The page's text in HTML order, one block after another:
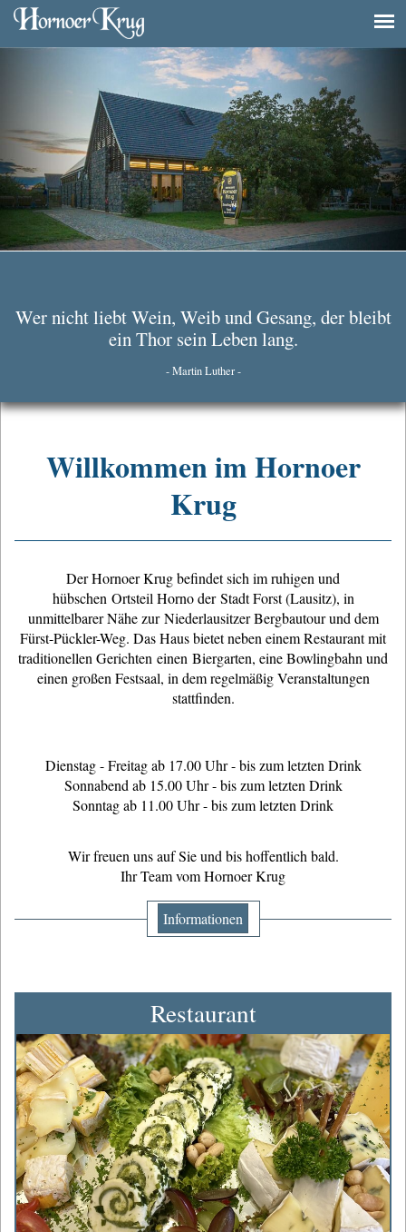
Navigation
Wer nicht liebt Wein, Weib und Gesang, der bleibt
ein Thor sein Leben lang.
- Martin Luther -
Willkommen im Hornoer
Krug
Der Hornoer Krug befindet sich im ruhigen und
hübschen Ortsteil Horno der Stadt Forst (Lausitz), in
unmittelbarer Nähe zur Niederlausitzer Bergbautour und dem
Fürst-Pückler-Weg. Das Haus bietet neben einem Restaurant mit
traditionellen Gerichten einen Biergarten, eine Bowlingbahn und
einen großen Festsaal, in dem regelmäßig Veranstaltungen
stattfinden.
Dienstag - Freitag ab 17.00 Uhr - bis zum letzten Drink
Sonnabend ab 15.00 Uhr - bis zum letzten Drink
Sonntag ab 11.00 Uhr - bis zum letzten Drink
Wir freuen uns auf Sie und bis hoffentlich bald.
Ihr Team vom Hornoer Krug
Informationen
Restaurant